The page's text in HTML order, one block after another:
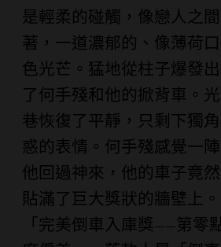
是輕柔的碰觸，像戀人之
著，一道濃郁的、像薄荷
色光芒。猛地從柱子爆發
了何手殘和他的掀背車。
巷恢復了平靜，只剩下獨
惑的表情。何手殘感覺一
他回過神來，他的車子竟
貼滿了巨大獎狀的牆壁上。
「完美倒車入庫獎——第零